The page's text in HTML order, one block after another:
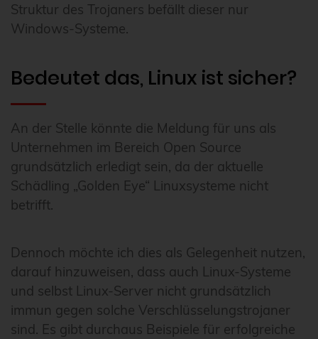
Struktur des Trojaners befällt dieser nur
Windows-Systeme.
Bedeutet das, Linux ist sicher?
An der Stelle könnte die Meldung für uns als
Unternehmen im Bereich Open Source
grundsätzlich erledigt sein, da der aktuelle
Schädling „Golden Eye“ Linuxsysteme nicht
betrifft.
Dennoch möchte ich dies als Gelegenheit nutzen,
darauf hinzuweisen, dass auch Linux-Systeme
und selbst Linux-Server nicht grundsätzlich
immun gegen solche Verschlüsselungstrojaner
sind. Es gibt durchaus Beispiele für erfolgreiche